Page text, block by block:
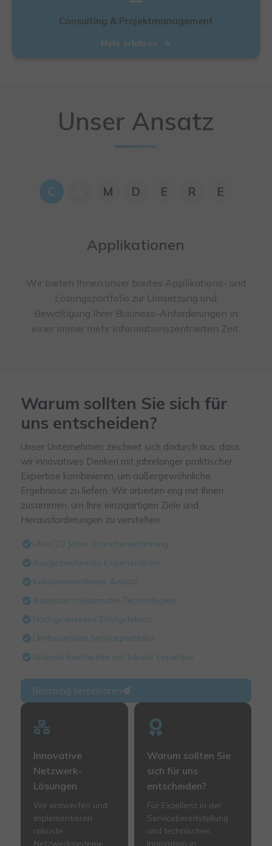
Consulting & Projektmanagement
Mehr erfahren
Unser Ansatz
C M D E R E
Applikationen
Wir bieten Ihnen unser breites Applikations- und
Lösungsportfolio zur Umsetzung und
Bewältigung Ihrer Business-Anforderungen in
einer immer mehr Informationszentrierten Zeit.
Warum sollten Sie sich für
uns entscheiden?
Unser Unternehmen zeichnet sich dadurch aus, dass
wir innovatives Denken mit jahrelanger praktischer
Expertise kombinieren, um außergewöhnliche
Ergebnisse zu liefern. Wir arbeiten eng mit Ihnen
zusammen, um Ihre einzigartigen Ziele und
Herausforderungen zu verstehen.
Über 20 Jahre Branchenerfahrung
Ausgezeichnetes Expertenteam
Kundenorientierter Ansatz
Adoption modernster Technologien
Nachgewiesene Erfolgsbilanz
Umfassendes Serviceportfolio
Globale Reichweite mit lokaler Expertise
Beratung vereinbaren
Innovative
Netzwerk-
Lösungen
Wir entwerfen und
implementieren
robuste
Netzwerksysteme,
Warum sollten Sie
sich für uns
entscheiden?
Für Exzellenz in der
Servicebereitstellung
und technischen
Innovation in